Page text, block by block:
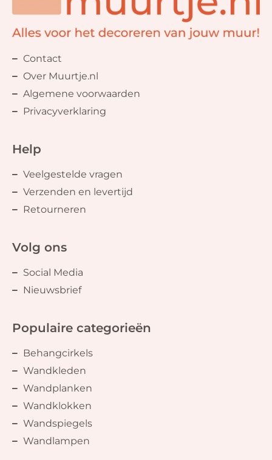
Contact
Over Muurtje.nl
Algemene voorwaarden
Privacyverklaring
Help
Veelgestelde vragen
Verzenden en levertijd
Retourneren
Volg ons
Social Media
Nieuwsbrief
Populaire categorieën
Behangcirkels
Wandkleden
Wandplanken
Wandklokken
Wandspiegels
Wandlampen